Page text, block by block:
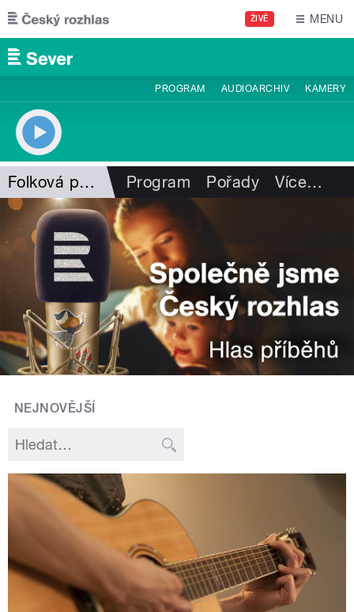
Přejít k hlavnímu obsahu
ŽIVĚ MENU
PROGRAM AUDIOARCHIV KAMERY
Folková pohlazení Program Pořady Více…
NEJNOVĚJŠÍ